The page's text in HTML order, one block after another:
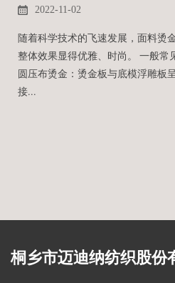
2022-11-02
随着科学技术的飞速发展，面料烫
整体效果显得优雅、时尚。 一般常
圆压布烫金：烫金板与底模浮雕板
接...
桐乡市迈迪纳纺织股份